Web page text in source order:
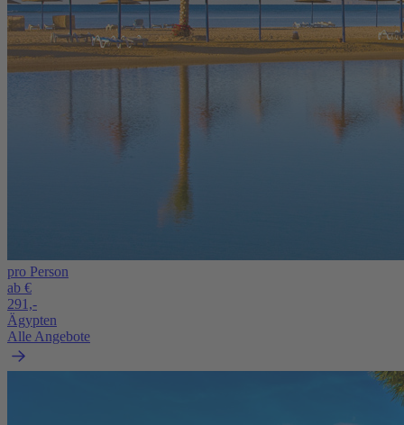
pro Person
ab €
291,-
Ägypten
Alle Angebote